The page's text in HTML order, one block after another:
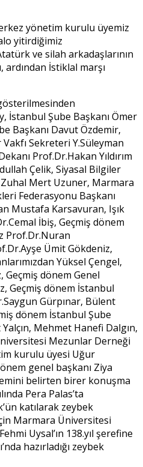
yönetim kurulu üyemiz
yitirdiğimiz
ve silah arkadaşlarının
ardından İstiklal marşı
İstanbul Şube Başkanı Ömer
Başkanı Davut Özdemir,
Sekreteri Y.Süleyman
Prof.Dr.Hakan Yıldırım
Çelik, Siyasal Bilgiler
Zuhal Mert Uzuner, Marmara
Federasyonu Başkanı
Mustafa Karsavuran, Işık
İbiş, Geçmiş dönem
Prof.Dr.Nuran
Ümit Gökdeniz,
Yüksel Çengel,
Geçmiş dönem Genel
Geçmiş dönem İstanbul
Gürpınar, Bülent
dönem İstanbul Şube
Mehmet Hanefi Dalgın,
Mezunlar Derneği
kurulu üyesi Uğur
genel başkanı Ziya
belirten birer konuşma
Pera Palas’ta
katılarak zeybek
Marmara Üniversitesi
Uysal’ın 138.yıl şerefine
hazırladığı zeybek